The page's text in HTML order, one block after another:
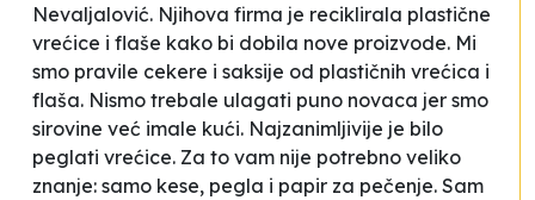
Nevaljalović. Njihova firma je reciklirala plastične
vrećice i flaše kako bi dobila nove proizvode. Mi
smo pravile cekere i saksije od plastičnih vrećica i
flaša. Nismo trebale ulagati puno novaca jer smo
sirovine već imale kući. Najzanimljivije je bilo
peglati vrećice. Za to vam nije potrebno veliko
znanje: samo kese, pegla i papir za pečenje. Sam